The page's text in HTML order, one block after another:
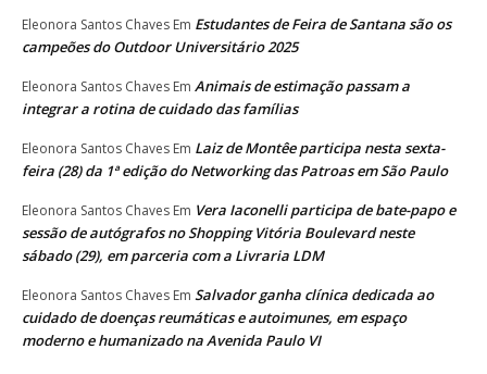
Eleonora Santos Chaves Em Estudantes de Feira de Santana são os
campeões do Outdoor Universitário 2025
Eleonora Santos Chaves Em Animais de estimação passam a
integrar a rotina de cuidado das famílias
Eleonora Santos Chaves Em Laiz de Montêe participa nesta sexta-
feira (28) da 1ª edição do Networking das Patroas em São Paulo
Eleonora Santos Chaves Em Vera Iaconelli participa de bate-papo e
sessão de autógrafos no Shopping Vitória Boulevard neste
sábado (29), em parceria com a Livraria LDM
Eleonora Santos Chaves Em Salvador ganha clínica dedicada ao
cuidado de doenças reumáticas e autoimunes, em espaço
moderno e humanizado na Avenida Paulo VI